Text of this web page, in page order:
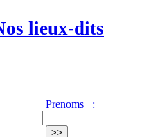
lieux-dits
Prenoms :